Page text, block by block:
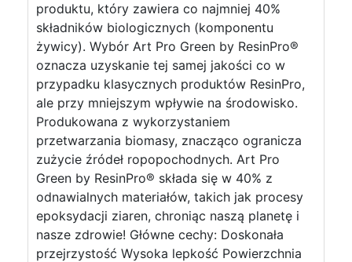
produktu, który zawiera co najmniej 40%
składników biologicznych (komponentu
żywicy). Wybór Art Pro Green by ResinPro®
oznacza uzyskanie tej samej jakości co w
przypadku klasycznych produktów ResinPro,
ale przy mniejszym wpływie na środowisko.
Produkowana z wykorzystaniem
przetwarzania biomasy, znacząco ogranicza
zużycie źródeł ropopochodnych. Art Pro
Green by ResinPro® składa się w 40% z
odnawialnych materiałów, takich jak procesy
epoksydacji ziaren, chroniąc naszą planetę i
nasze zdrowie! Główne cechy: Doskonała
przejrzystość Wysoka lepkość Powierzchnia